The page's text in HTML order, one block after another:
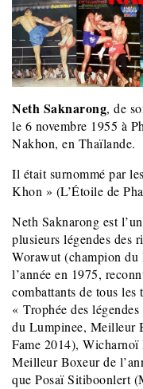
Neth Saknarong, de
le 6 novembre 1955 à
Nakhon, en Thaïlande.
Il était surnommé par
Khon » (L’Étoile de
Neth Saknarong est
plusieurs légendes des
Worawut (champion
l’année en 1975,
combattants de tous
« Trophée des
du Lumpinee, Meilleur
Fame 2014),
Meilleur Boxeur de
que Posaï Sitiboonlert